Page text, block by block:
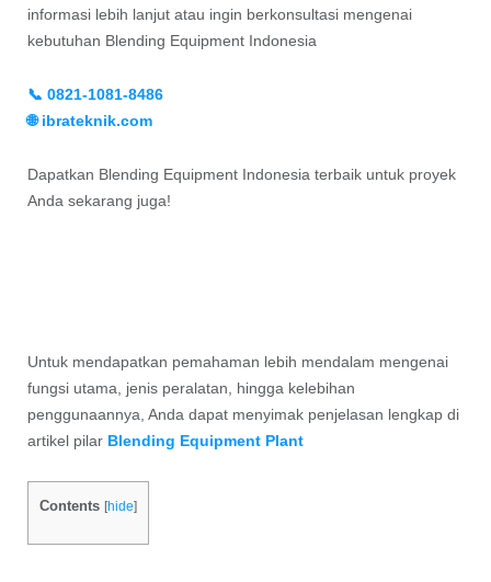
informasi lebih lanjut atau ingin berkonsultasi mengenai
kebutuhan Blending Equipment Indonesia
📞 0821-1081-8486
🌐 ibrateknik.com
Dapatkan Blending Equipment Indonesia terbaik untuk proyek
Anda sekarang juga!
Untuk mendapatkan pemahaman lebih mendalam mengenai
fungsi utama, jenis peralatan, hingga kelebihan
penggunaannya, Anda dapat menyimak penjelasan lengkap di
artikel pilar Blending Equipment Plant
Contents [hide]